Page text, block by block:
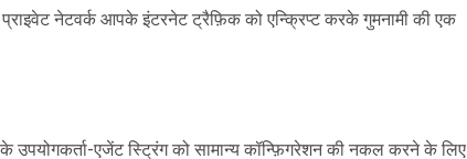
नेटवर्क आपके इंटरनेट ट्रैफ़िक को एन्क्रिप्ट करके गुमनामी की एक
उपयोगकर्ता-एजेंट स्ट्रिंग को सामान्य कॉन्फ़िगरेशन की नकल करने के लिए